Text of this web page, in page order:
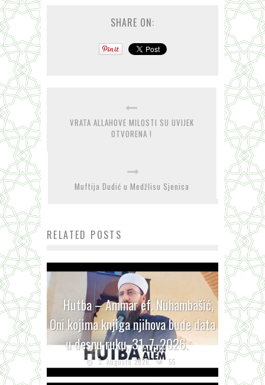
SHARE ON:
VRATA ALLAHOVE MILOSTI SU UVIJEK
OTVORENA !
Muftija Dudić u Medžlisu Sjenica
RELATED POSTS
Hutba – Ammar ef. Nuhambašić,
Oni kojima knjiga njihova bude data
u desnu ruku, 31. 7. 2026.
3. Augusta 2026. 55